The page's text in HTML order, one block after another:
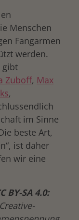
Menschen
Fangarmen
werden.
gibt
Zuboff, Max
,
im Sinne
beste Art,
ist daher
wir eine
BY-SA 4.0: